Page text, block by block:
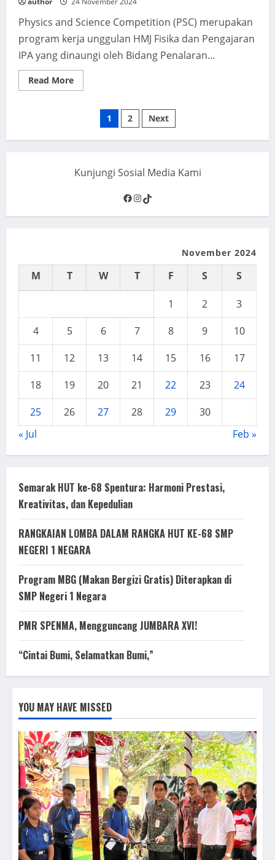
Physics and Science Competition (PSC) merupakan
program kerja unggulan HMJ Fisika dan Pengajaran
IPA yang dinaungi oleh Bidang Penalaran...
Read MoreRead
more
Science
2024
Posts
pagination
1 2 Next
Kunjungi Sosial Media Kami
Facebook
Instagram
TikTok
November 2024
M T W T F S S
1 2
3
4
5 6 7 8 9
10
11
12 13 14 15 16
17
18
19 20 21 22 23
24
25
26 27 28 29
30
« Jul
Feb »
Semarak HUT ke-68 Spentura: Harmoni Prestasi,
Kreativitas, dan Kepedulian
RANGKAIAN LOMBA DALAM RANGKA HUT KE-68 SMP
NEGERI 1 NEGARA
Program MBG (Makan Bergizi Gratis) Diterapkan di
SMP Negeri 1 Negara
PMR SPENMA, Mengguncang JUMBARA XVI!
“Cintai Bumi, Selamatkan Bumi,”
YOU MAY HAVE MISSED